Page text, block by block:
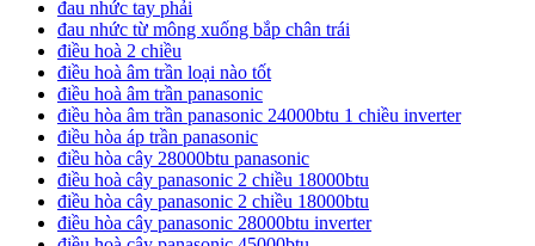
đau nhức tay phải
đau nhức từ mông xuống bắp chân trái
điều hoà 2 chiều
điều hoà âm trần loại nào tốt
điều hoà âm trần panasonic
điều hòa âm trần panasonic 24000btu 1 chiều inverter
điều hòa áp trần panasonic
điều hòa cây 28000btu panasonic
điều hoà cây panasonic 2 chiều 18000btu
điều hòa cây panasonic 2 chiều 18000btu
điều hòa cây panasonic 28000btu inverter